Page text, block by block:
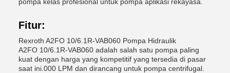
Fitur:
Rexroth A2FO 10/6.1R-VAB060 Pompa Hidraulik
A2FO 10/6.1R-VAB060 adalah salah satu pompa paling
kuat dengan harga yang kompetitif yang tersedia di pasar
saat ini.000 LPM dan dirancang untuk pompa centrifugal.